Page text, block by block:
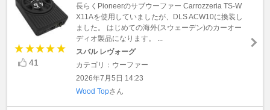
41
長らくPioneerのサブウーファー Carrozzeria TS-W
X11Aを使用していましたが、DLS ACW10に換装し
ました。 はじめての海外(スウェーデン)のカーオー
ディオ製品になります。 ...
スバル レヴォーグ
カテゴリ：ウーファー
2026年7月5日 14:23
Wood Topさん